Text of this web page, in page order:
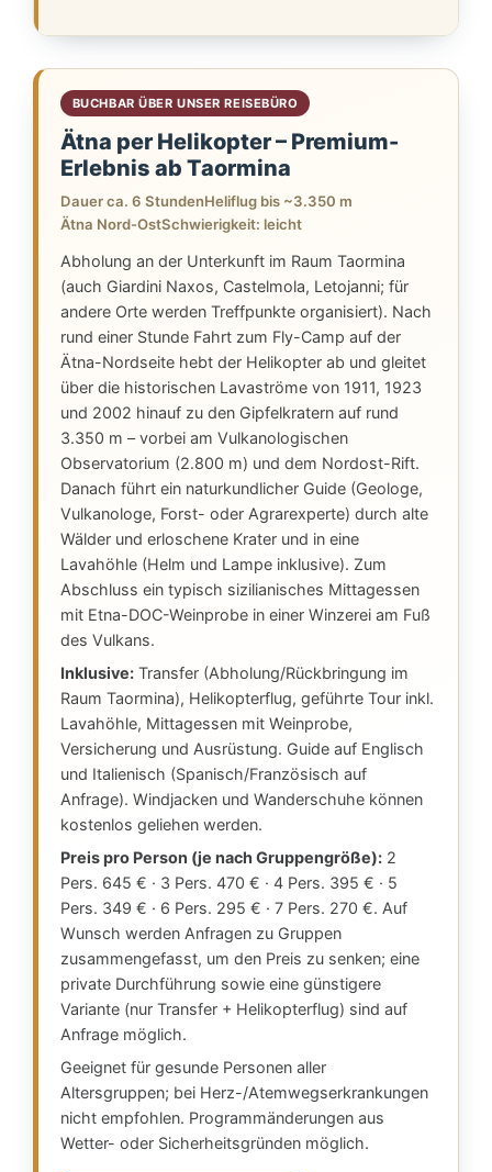
BUCHBAR ÜBER UNSER REISEBÜRO
Ätna per Helikopter – Premium-
Erlebnis ab Taormina
Dauer ca. 6 StundenHeliflug bis ~3.350 m
Ätna Nord-OstSchwierigkeit: leicht
Abholung an der Unterkunft im Raum Taormina
(auch Giardini Naxos, Castelmola, Letojanni; für
andere Orte werden Treffpunkte organisiert). Nach
rund einer Stunde Fahrt zum Fly-Camp auf der
Ätna-Nordseite hebt der Helikopter ab und gleitet
über die historischen Lavaströme von 1911, 1923
und 2002 hinauf zu den Gipfelkratern auf rund
3.350 m – vorbei am Vulkanologischen
Observatorium (2.800 m) und dem Nordost-Rift.
Danach führt ein naturkundlicher Guide (Geologe,
Vulkanologe, Forst- oder Agrarexperte) durch alte
Wälder und erloschene Krater und in eine
Lavahöhle (Helm und Lampe inklusive). Zum
Abschluss ein typisch sizilianisches Mittagessen
mit Etna-DOC-Weinprobe in einer Winzerei am Fuß
des Vulkans.
Inklusive: Transfer (Abholung/Rückbringung im
Raum Taormina), Helikopterflug, geführte Tour inkl.
Lavahöhle, Mittagessen mit Weinprobe,
Versicherung und Ausrüstung. Guide auf Englisch
und Italienisch (Spanisch/Französisch auf
Anfrage). Windjacken und Wanderschuhe können
kostenlos geliehen werden.
Preis pro Person (je nach Gruppengröße): 2
Pers. 645 € · 3 Pers. 470 € · 4 Pers. 395 € · 5
Pers. 349 € · 6 Pers. 295 € · 7 Pers. 270 €. Auf
Wunsch werden Anfragen zu Gruppen
zusammengefasst, um den Preis zu senken; eine
private Durchführung sowie eine günstigere
Variante (nur Transfer + Helikopterflug) sind auf
Anfrage möglich.
Geeignet für gesunde Personen aller
Altersgruppen; bei Herz-/Atemwegserkrankungen
nicht empfohlen. Programmänderungen aus
Wetter- oder Sicherheitsgründen möglich.